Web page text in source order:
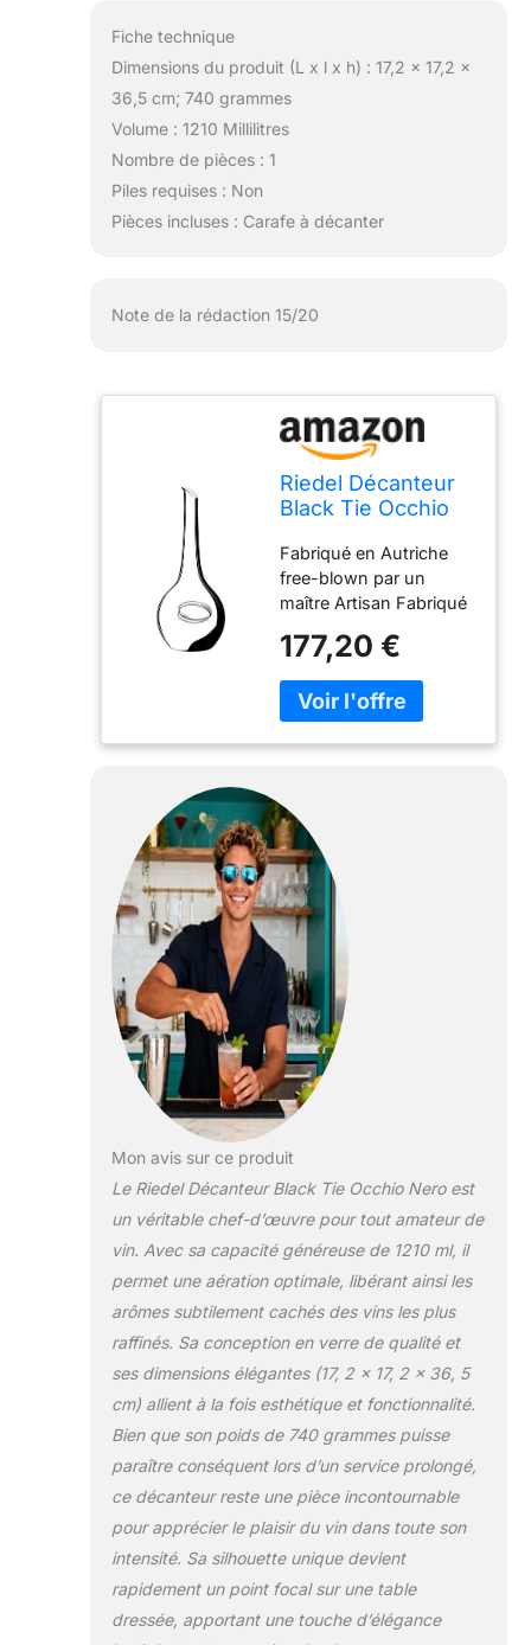
Fiche technique
Dimensions du produit (L x l x h) : 17,2 x 17,2 x
36,5 cm; 740 grammes
Volume : 1210 Millilitres
Nombre de pièces : 1
Piles requises : Non
Pièces incluses : Carafe à décanter
Note de la rédaction 15/20
Riedel Décanteur
Black Tie Occhio
en Verre pour Vin,
Verre de Qualité,
1210 ml, 2009/04
Fabriqué en Autriche
free-blown par un
maître Artisan Fabriqué
177,20 €
Mon avis sur ce produit
Le Riedel Décanteur Black Tie Occhio Nero est
un véritable chef-d’œuvre pour tout amateur de
vin. Avec sa capacité généreuse de 1210 ml, il
permet une aération optimale, libérant ainsi les
arômes subtilement cachés des vins les plus
raffinés. Sa conception en verre de qualité et
ses dimensions élégantes (17, 2 x 17, 2 x 36, 5
cm) allient à la fois esthétique et fonctionnalité.
Bien que son poids de 740 grammes puisse
paraître conséquent lors d’un service prolongé,
ce décanteur reste une pièce incontournable
pour apprécier le plaisir du vin dans toute son
intensité. Sa silhouette unique devient
rapidement un point focal sur une table
dressée, apportant une touche d’élégance